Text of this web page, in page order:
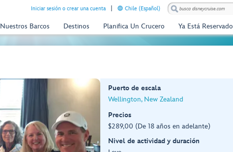
Iniciar sesión o crear una cuenta Chile (Español)
Nuestros Barcos Destinos Planifica Un Crucero Ya Está Reservado
Puerto de escala
Wellington, New Zealand
Precios
$289,00 (De 18 años en adelante)
Nivel de actividad y duración